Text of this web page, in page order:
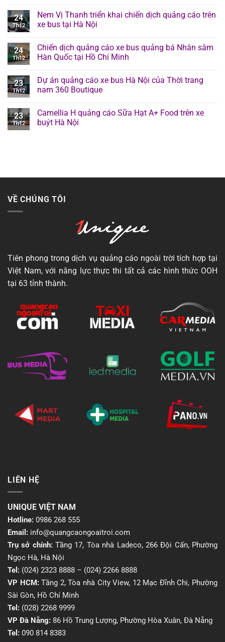
24
Th12
Nem Vị Thanh triển khai chiến dịch quảng cáo trên
xe bus tại Hà Nội
24
Th12
Chiến dịch quảng cáo xe bus quảng bá Nhân sâm
Hàn Quốc tại Hồ Chí Minh
23
Th12
Dự án quảng cáo xe bus Hà Nội của Thời trang
nam 360 Boutique
23
Th12
Camellia H quảng cáo Sữa Hạt A+ Food trên xe
buýt Hà Nội
VỀ CHÚNG TÔI
Tiên phong trong dịch vụ quảng cáo ngoài trời tích hợp tại
Việt Nam, với năng lực thực thi tất cả các hình thức OOH
tại 63 tỉnh thành.
LIÊN HỆ
UNIQUE VIỆT NAM
Hotline: 0986 268 555
Email: info@quangcaongoaitroi.com
Trụ sở chính:Tầng 17, Tòa nhà Ladeco, 266 Đội Cấn, Phường
Ngọc Hà, Hà Nội
Tel: (024) 2323 8888 – (024) 2266 8888
VP HCM:Tầng 2, Tòa nhà City View, 12 Mạc Đĩnh Chi, Phường
Sài Gòn, Hồ Chí Minh
Tel: (028) 2268 9999
VP Đà Nẵng: 86 Hồ Trung Lượng, Phường Hòa Xuân, Đà Nẵng
Tel: 090 814 8383